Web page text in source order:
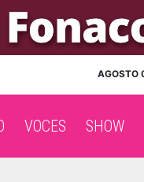
AGOSTO
VOCES SHOW